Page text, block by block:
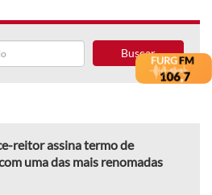
Buscar
reitor assina termo de
uma das mais renomadas